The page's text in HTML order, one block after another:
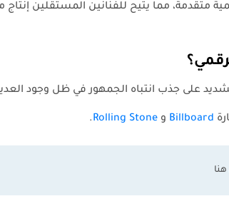
متقدمة، مما يتيح للفنانين المستقلين
على جذب انتباه الجمهور في ظل وجود
Billboard و Rolling Stone
.